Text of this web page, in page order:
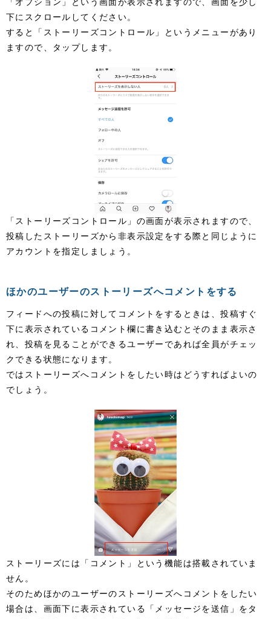
「オプション」という画面が表示されますので、画面を少し
下にスクロールしてください。
すると「ストーリーズコントロール」というメニューがあり
ますので、タップします。
「ストーリーズコントロール」の画面が表示されますので、
投稿したストーリーズから非表示設定をする際と同じように
アカウントを指定しましょう。
ほかのユーザーのストーリーズへコメントをする
フィードへの投稿に対してコメントをするときは、投稿すぐ
下に表示されているコメント欄に書き込むとそのまま表示さ
れ、投稿を見ることができるユーザーであれば全員がチェッ
クできる状態になります。
ではストーリーズへコメントをしたい時はどうすればよいの
でしょう。
ストーリーズには「コメント」という機能は搭載されていま
せん。
そのためほかのユーザーのストーリーズへコメントをしたい
場合は、画面下に表示されている「メッセージを送信」をタ